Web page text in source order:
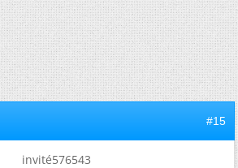
#15
invité576543